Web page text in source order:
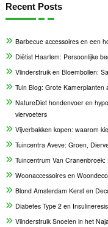
Recent Posts
Barbecue accessoires en een
Diëtist Haarlem: Persoonlijke
Vlinderstruik en Bloembollen:
Tuin Blog: Grote Kamerplanten
NatureDiet hondenvoer en
viervoeters
Vijverbakken kopen: waarom
Tuincentra Aveve: Groen,
Tuincentrum Van
Woonaccessoires en
Blond Amsterdam Kerst en
Diabetes Type 2 en
Vlinderstruik Snoeien in het